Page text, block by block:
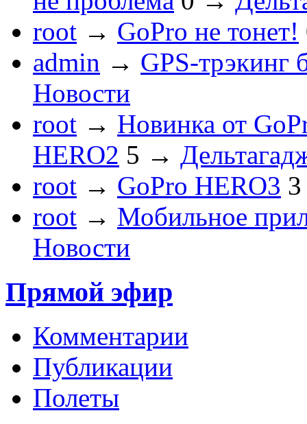
root → GoPro не тонет!
admin → GPS-трэкинг
Новости
root → Новинка от
HERO2 5 →
root → GoPro HERO3 3
root → Мобильное
Новости
Прямой эфир
Комментарии
Публикации
Полеты